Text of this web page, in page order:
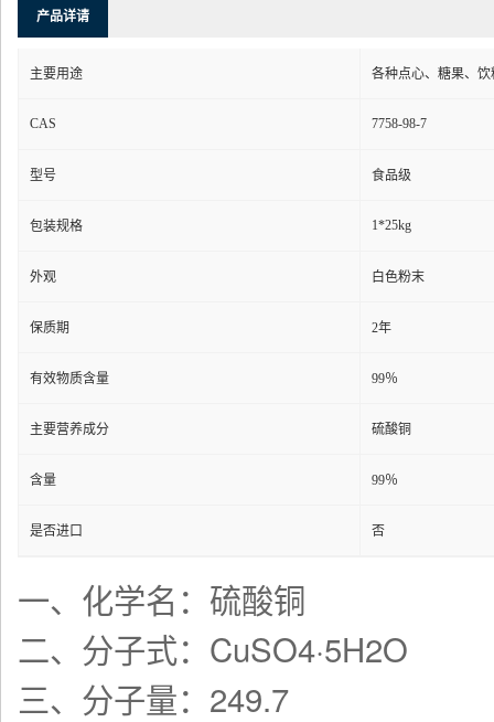
产品详请
主要用途 各种点心、糖果、
CAS 7758-98-7
型号 食品级
包装规格 1*25kg
外观 白色粉末
保质期 2年
有效物质含量 99％
主要营养成分 硫酸铜
含量 99％
是否进口 否
一、化学名：硫酸铜
二、分子式：CuSO4·5H2O
三、分子量：249.7